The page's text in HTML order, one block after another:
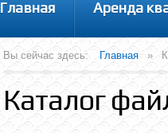
Главная Аренда
Вы сейчас здесь: Главная »
Каталог